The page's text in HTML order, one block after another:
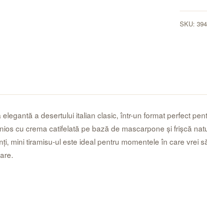
SKU:
a desertului italian clasic, într-un format perfect
cu crema catifelată pe bază de mascarpone și frișcă
mini tiramisu-ul este ideal pentru momentele în care vrei